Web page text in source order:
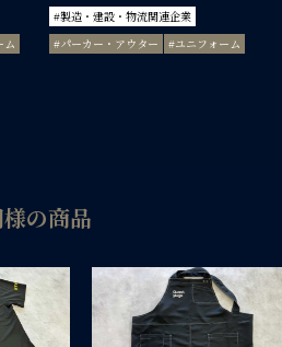
ム
#製造・建設・物流関連企業
#パーカー・アウター
#ユニフォーム
様の商品